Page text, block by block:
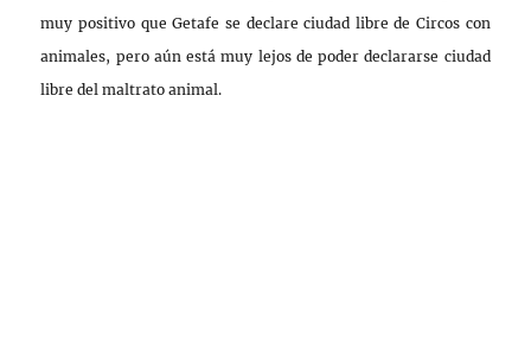
muy positivo que Getafe se declare ciudad libre de Circos con
animales, pero aún está muy lejos de poder declararse ciudad
libre del maltrato animal.